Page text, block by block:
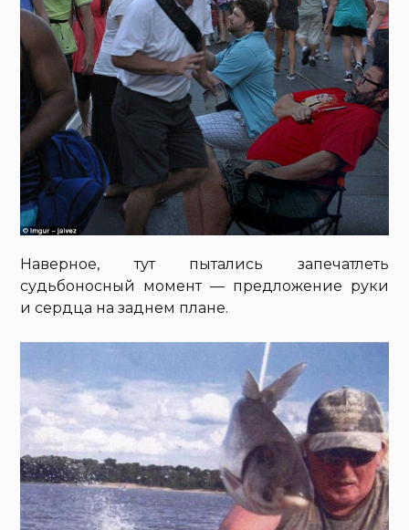
Наверное, тут пытались запечатлеть
судьбоносный момент — предложение руки
и сердца на заднем плане.